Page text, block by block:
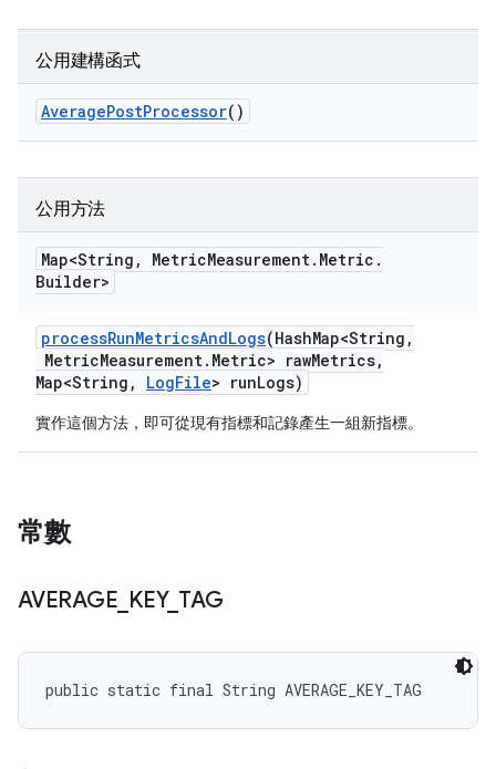
公用建構函式
AveragePostProcessor()
公用方法
Map<String , MetricMeasurement. Metric .
Builder>
processRunMetricsAndLogs(HashMap<String ,
MetricMeasurement. Metric> rawMetrics,
Map<String , LogFile> runLogs)
實作這個方法，即可從現有指標和記錄產生一組新指標。
常數
AVERAGE KEY_ TAG
public static final String AVERAGE_KEY_TAG